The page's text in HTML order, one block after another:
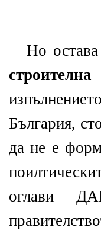
Но
България,
да не е
оглави